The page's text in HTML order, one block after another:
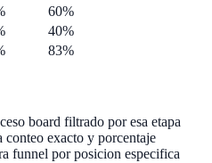
60%
40%
83%
board filtrado por esa etapa
conteo exacto y porcentaje
funnel por posicion especifica